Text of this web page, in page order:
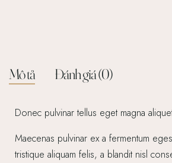
Mô tả Đánh giá (0)
Donec pulvinar tellus eget magna
Maecenas pulvinar ex a fermentum
tristique aliquam felis, a blandit nisl